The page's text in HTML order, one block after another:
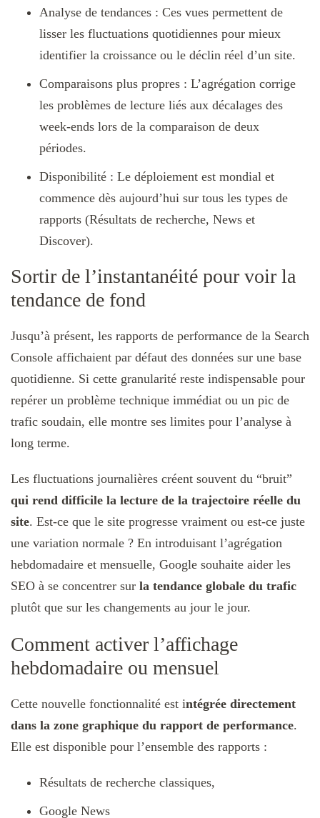
Analyse de tendances : Ces vues permettent de
lisser les fluctuations quotidiennes pour mieux
identifier la croissance ou le déclin réel d’un site.
Comparaisons plus propres : L’agrégation corrige
les problèmes de lecture liés aux décalages des
week-ends lors de la comparaison de deux
périodes.
Disponibilité : Le déploiement est mondial et
commence dès aujourd’hui sur tous les types de
rapports (Résultats de recherche, News et
Discover).
Sortir de l’instantanéité pour voir la
tendance de fond
Jusqu’à présent, les rapports de performance de la Search
Console affichaient par défaut des données sur une base
quotidienne. Si cette granularité reste indispensable pour
repérer un problème technique immédiat ou un pic de
trafic soudain, elle montre ses limites pour l’analyse à
long terme.
Les fluctuations journalières créent souvent du “bruit”
qui rend difficile la lecture de la trajectoire réelle du
site. Est-ce que le site progresse vraiment ou est-ce juste
une variation normale ? En introduisant l’agrégation
hebdomadaire et mensuelle, Google souhaite aider les
SEO à se concentrer sur la tendance globale du trafic
plutôt que sur les changements au jour le jour.
Comment activer l’affichage
hebdomadaire ou mensuel
Cette nouvelle fonctionnalité est intégrée directement
dans la zone graphique du rapport de performance.
Elle est disponible pour l’ensemble des rapports :
Résultats de recherche classiques,
Google News